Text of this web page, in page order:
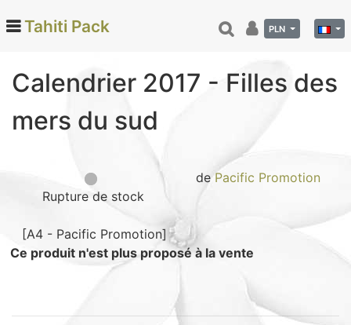
Monoi de Tahiti (66)
Noix de coco (24)
Vanille de Tahiti (26)
Hinano (41)
Danse tahitienne (29)
Tahiti Pack PLN
Calendrier 2017 - Filles des
mers du sud
Rupture de stock
dePacific Promotion
[A4 - Pacific Promotion]
Ce produit n'est plus proposé à la vente